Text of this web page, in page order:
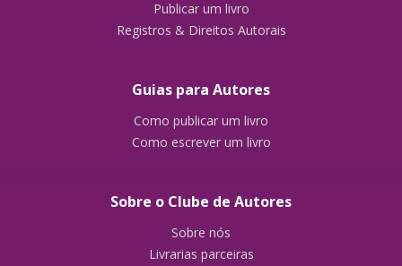
Publicar um livro
Registros & Direitos Autorais
Guias para Autores
Como publicar um livro
Como escrever um livro
Sobre o Clube de Autores
Sobre nós
Livrarias parceiras